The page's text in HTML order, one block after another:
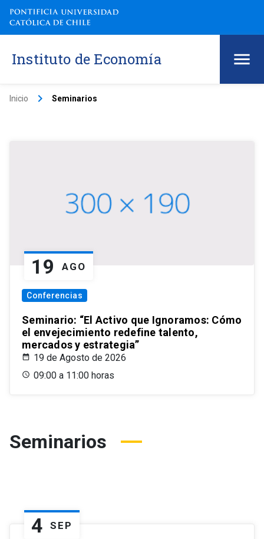
Instituto de Economía
Inicio keyboard_arrow_right Seminarios
19 AGO
Conferencias
Seminario: “El Activo que Ignoramos: Cómo
el envejecimiento redefine talento,
mercados y estrategia”
19 de Agosto de 2026
09:00 a 11:00 horas
Seminarios
4 SEP